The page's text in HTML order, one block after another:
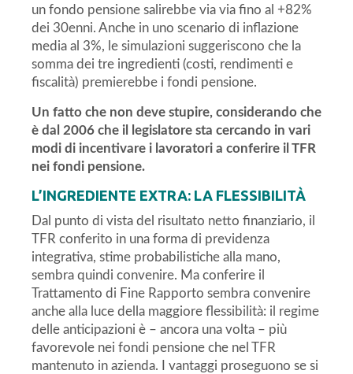
un fondo pensione salirebbe via via fino al +82%
dei 30enni. Anche in uno scenario di inflazione
media al 3%, le simulazioni suggeriscono che la
somma dei tre ingredienti (costi, rendimenti e
fiscalità) premierebbe i fondi pensione.
Un fatto che non deve stupire, considerando che
è dal 2006 che il legislatore sta cercando in vari
modi di incentivare i lavoratori a conferire il TFR
nei fondi pensione.
L’INGREDIENTE EXTRA: LA FLESSIBILITÀ
Dal punto di vista del risultato netto finanziario, il
TFR conferito in una forma di previdenza
integrativa, stime probabilistiche alla mano,
sembra quindi convenire. Ma conferire il
Trattamento di Fine Rapporto sembra convenire
anche alla luce della maggiore flessibilità: il regime
delle anticipazioni è – ancora una volta – più
favorevole nei fondi pensione che nel TFR
mantenuto in azienda. I vantaggi proseguono se si